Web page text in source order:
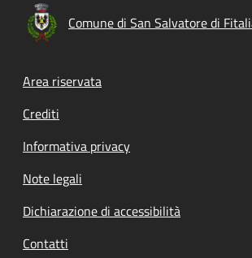
Comune di San Salvatore di
Footer menu
Area riservata
Crediti
Informativa privacy
Note legali
Dichiarazione di accessibilità
Contatti